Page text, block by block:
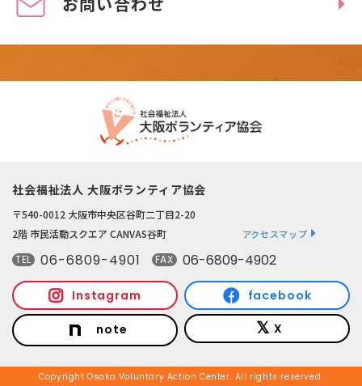
社会福祉法人 大阪ボランティア協会
〒540-0012 大阪市中央区谷町二丁目2-20
2階 市民活動スクエア CANVAS谷町
アクセスマップ
TEL 06-6809-4901 FAX 06-6809-4902
Instagram facebook
note X
Copyright Osaka Voluntary Action Center. All rights reserved.